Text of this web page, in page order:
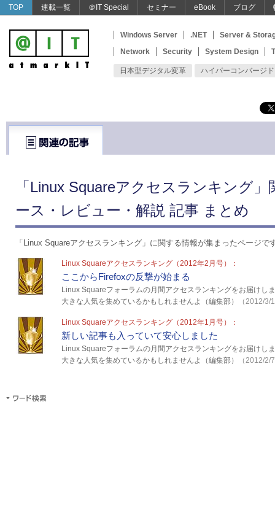
TOP 連載一覧 ＠IT Special セミナー eBook ブログ
Windows Server .NET
Server &
Network
Security System Design
日本型デジタル変革 ハイパーコンバージド
「Linux Squareアクセスランキング
ース・レビュー・解説 記事 まとめ
「Linux Squareアクセスランキング」に関する情報が集まったページで
Linux Squareアクセスランキング（2012年2月号）：
ここからFirefoxの反撃が始まる
Linux Squareフォーラムの月間アクセスランキングをお届けし
大きな人気を集めているかもしれませんよ（編集部）
（2012/3/
Linux Squareアクセスランキング（2012年1月号）：
新しい記事も入っていて安心しました
Linux Squareフォーラムの月間アクセスランキングをお届けし
大きな人気を集めているかもしれませんよ（編集部）
（2012/2/